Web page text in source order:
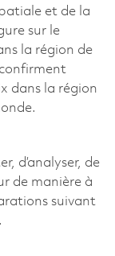
et de la
sur le
la région de
dans la région
d’analyser, de
de manière à
suivant